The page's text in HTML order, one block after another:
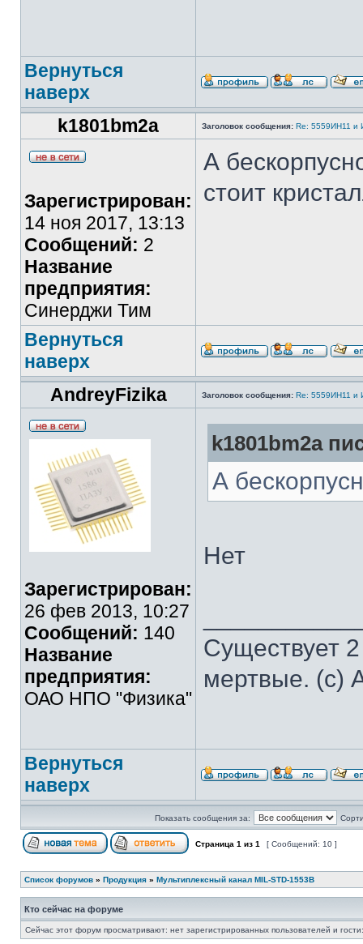
Вернуться
наверх
k1801bm2a
Заголовок сообщения: Re: 5559ИН11 и
Зарегистрирован:
14 ноя 2017, 13:13
Сообщений: 2
Название
предприятия:
Синерджи Тим
А
стоит
Вернуться
наверх
AndreyFizika
Заголовок сообщения: Re: 5559ИН11 и
Зарегистрирован:
26 фев 2013, 10:27
Сообщений: 140
Название
предприятия:
ОАО НПО "Физика"
k1801bm2a
А
Нет
Существует
мертвые. (с)
Вернуться
наверх
Показать сообщения за:
Страница 1 из 1 [ Сообщений: 10 ]
Список форумов » Продукция » Мультиплексный канал MIL-STD-1553B
Кто сейчас на форуме
Сейчас этот форум просматривают: нет зарегистрированных пользователей и